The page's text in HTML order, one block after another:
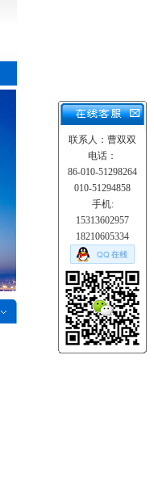
联系人：曹双双
电话：
86-010-51298264
010-51294858
手机:
15313602957
18210605334